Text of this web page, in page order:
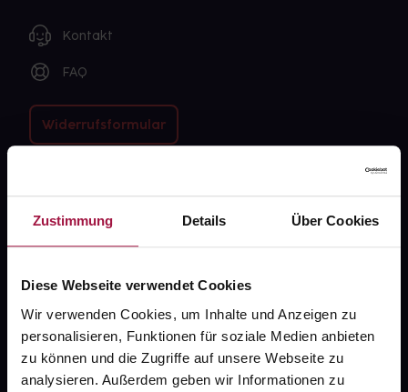
Zustimmung Details Über Cookies
Diese Webseite verwendet Cookies
Wir verwenden Cookies, um Inhalte und Anzeigen zu
personalisieren, Funktionen für soziale Medien anbieten
zu können und die Zugriffe auf unsere Webseite zu
analysieren. Außerdem geben wir Informationen zu
Kontakt
FAQ
Widerrufsformular
Über uns
Karriere
Newsletter
Barrierefreiheitserklärung
PAYBACK